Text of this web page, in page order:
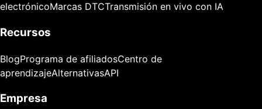
electrónicoMarcas DTCTransmisión en vivo con IA
Recursos
BlogPrograma de afiliadosCentro de
aprendizajeAlternativasAPI
Empresa